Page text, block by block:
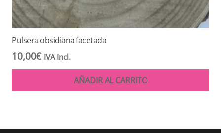
Pulsera obsidiana facetada
10,00€ IVA Incl.
AÑADIR AL CARRITO